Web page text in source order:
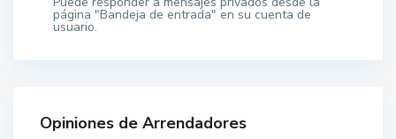
página "Bandeja de entrada" en su cuenta de
usuario.
Opiniones de Arrendadores